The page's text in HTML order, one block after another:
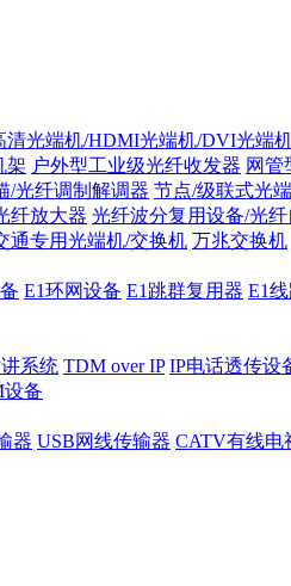
清光端机/HDMI光端机/DVI光端
架 户外型工业级光纤收发器 网管
/光纤调制解调器 节点/级联式光
纤放大器 光纤波分复用设备/光
通专用光端机/交换机 万兆交换机
E1环网设备 E1跳群复用器 E1
系统 TDM over IP IP电话透传设
备
器 USB网线传输器 CATV有线电